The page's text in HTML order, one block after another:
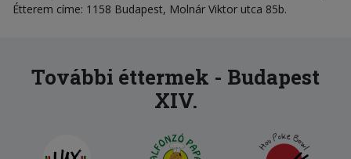
Étterem címe: 1158 Budapest, Molnár Viktor utca 85b.
További éttermek - Budapest
XIV.